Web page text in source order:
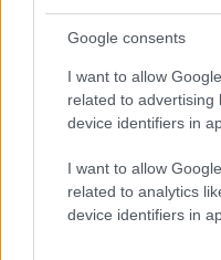
Google consents
I want to allow
related to advertising
device identifiers in
I want to allow
related to analytics
device identifiers in